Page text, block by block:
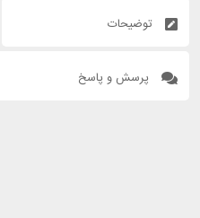
توضیحات
پرسش و پاسخ